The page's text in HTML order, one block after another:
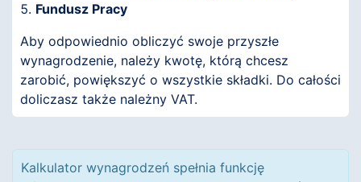
Fundusz Pracy
Aby odpowiednio obliczyć swoje przyszłe
wynagrodzenie, należy kwotę, którą chcesz
zarobić, powiększyć o wszystkie składki. Do całości
doliczasz także należny VAT.
Kalkulator wynagrodzeń spełnia funkcję